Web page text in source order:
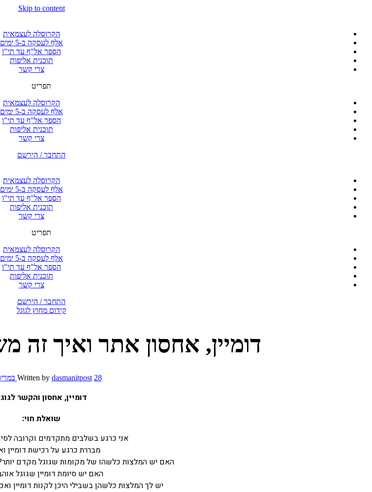
Skip to content
הקרוסלה לעצמאית
אלף לעסקה ב-5 ימים
הספר אל"ף עד תי"ו
תוכנית אליפות
צרי קשר
תפריט
הקרוסלה לעצמאית
אלף לעסקה ב-5 ימים
הספר אל"ף עד תי"ו
תוכנית אליפות
צרי קשר
התחבר / הירשם
הקרוסלה לעצמאית
אלף לעסקה ב-5 ימים
הספר אל"ף עד תי"ו
תוכנית אליפות
צרי קשר
תפריט
הקרוסלה לעצמאית
אלף לעסקה ב-5 ימים
הספר אל"ף עד תי"ו
תוכנית אליפות
צרי קשר
התחבר / הירשם
קידום מחוץ לגוגל
דומיין, אחסון אתר ואיך זה
Written by dasmanitpost 28 במרץ 2019
דומיין, אחסון והקשר
שואלת חוי:
אני כרגע בשלבים מתקדמים וקרובה
מבררת כרגע על רכישת דומיין
האם יש המלצות כלשהו של מקומות שגוגל מקדם
האם יש סיומת דומיין שגוגל
יש לך המלצות כלשהן בשבילי היכן לקנות דומיין